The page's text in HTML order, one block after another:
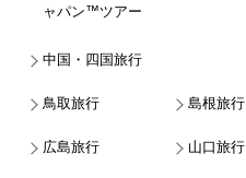
ャパン™ツアー
中国・四国旅行
鳥取旅行 島根旅行
広島旅行 山口旅行